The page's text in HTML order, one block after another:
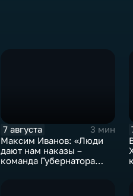
7 августа
3 мин
Максим Иванов: «Люди
дают нам наказы –
команда Губернатора